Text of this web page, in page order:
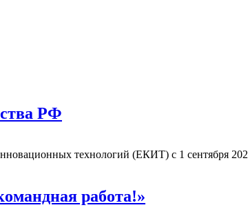
РФ
технологий (ЕКИТ) с 1 сентября
работа!»